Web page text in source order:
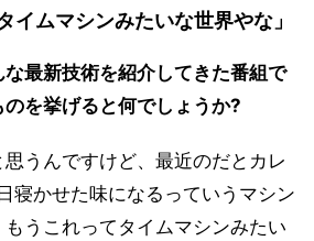
イムマシンみたいな世界やな」
最新技術を紹介してきた番組で
を挙げると何でしょうか?
うんですけど、最近のだとカレ
寝かせた味になるっていうマシン
うこれってタイムマシンみたい